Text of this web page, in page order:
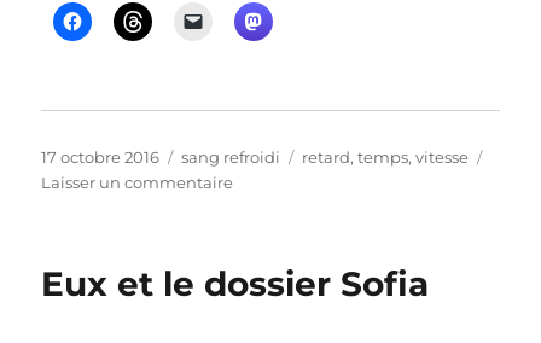
Publié
le
17 octobre 2016 Catégories
sang refroidi Étiquettes
retard,temps,vitesse
Laisser un commentairesur
propage
Eux et le dossier Sofia